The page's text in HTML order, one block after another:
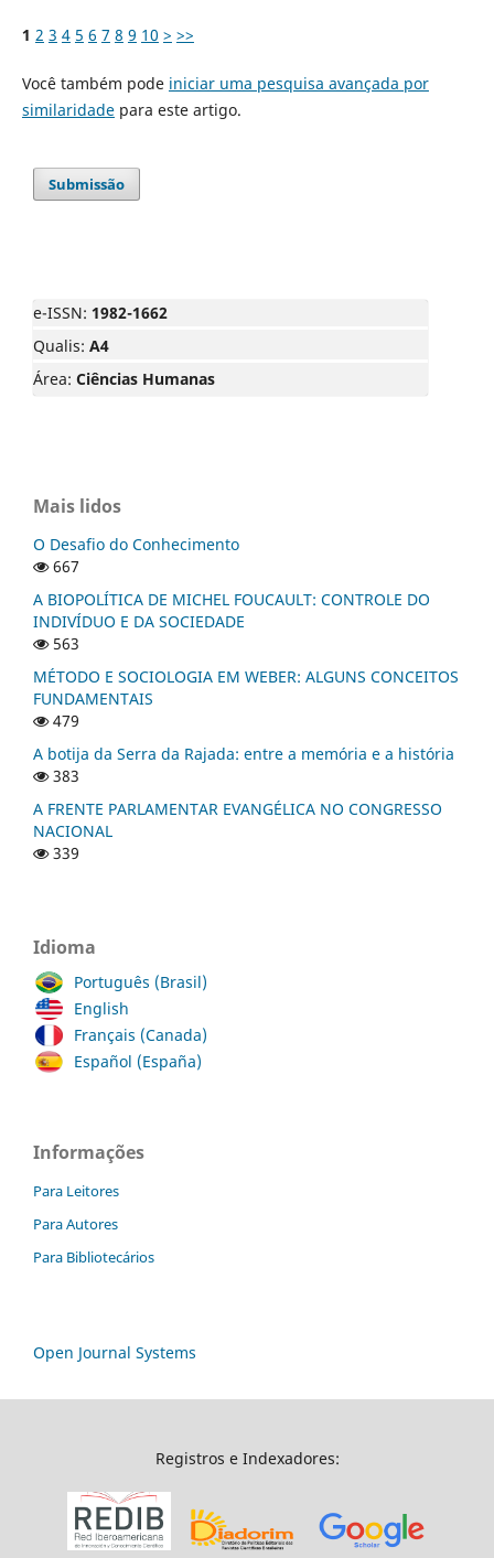
1 2 3 4 5 6 7 8 9 10 > >>
Você também pode iniciar uma pesquisa avançada por
similaridadepara este artigo.
Submissão
e-ISSN: 1982-1662
Qualis: A4
Área: Ciências Humanas
Mais lidos
O Desafio do Conhecimento
667
A BIOPOLÍTICA DE MICHEL FOUCAULT: CONTROLE DO
INDIVÍDUO E DA SOCIEDADE
563
MÉTODO E SOCIOLOGIA EM WEBER: ALGUNS CONCEITOS
FUNDAMENTAIS
479
A botija da Serra da Rajada: entre a memória e a história
383
A FRENTE PARLAMENTAR EVANGÉLICA NO CONGRESSO
NACIONAL
339
Idioma
Português (Brasil)
English
Français (Canada)
Español (España)
Informações
Para Leitores
Para Autores
Para Bibliotecários
Open Journal Systems
Registros e Indexadores: